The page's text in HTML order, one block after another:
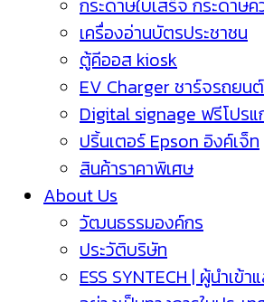
กระดาษใบเสร็จ กระดาษ
เครื่องอ่านบัตรประชาชน
ตู้คีออส kiosk
EV Charger ชาร์จรถยน
Digital signage ฟรีโปรแ
ปริ้นเตอร์ Epson อิงค์เจ็ท
สินค้าราคาพิเศษ
About Us
วัฒนธรรมองค์กร
ประวัติบริษัท
ESS SYNTECH | ผู้นำเข้